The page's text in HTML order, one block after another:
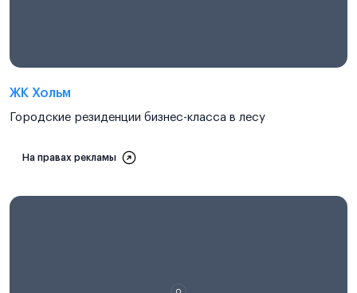
ЖК Хольм
Городские резиденции бизнес-класса в лесу
На правах рекламы